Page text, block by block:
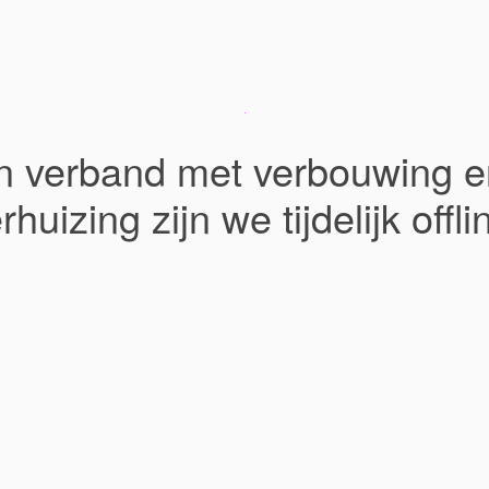
verband met verbouwing
zijn we tijdelijk